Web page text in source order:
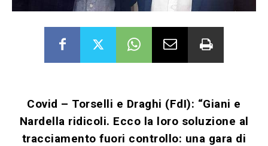
Covid – Torselli e Draghi (FdI): “Giani e
Nardella ridicoli. Ecco la loro soluzione al
tracciamento fuori controllo: una gara di